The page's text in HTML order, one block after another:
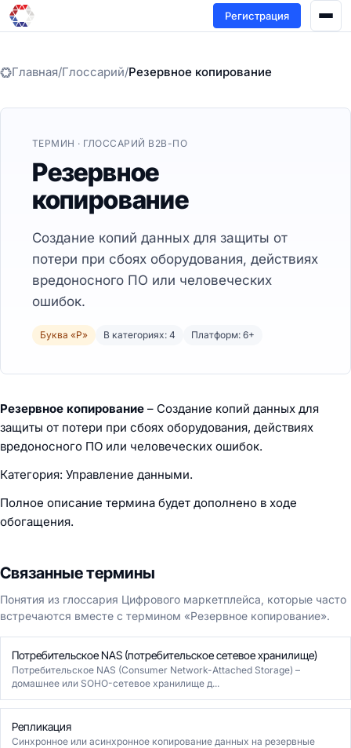
Регистрация
Главная/Глоссарий/Резервное копирование
ТЕРМИН · ГЛОССАРИЙ B2B-ПО
Резервное
копирование
Создание копий данных для защиты от
потери при сбоях оборудования, действиях
вредоносного ПО или человеческих
ошибок.
Буква «Р» В категориях: 4 Платформ: 6+
Резервное копирование – Создание копий данных для
защиты от потери при сбоях оборудования, действиях
вредоносного ПО или человеческих ошибок.
Категория: Управление данными.
Полное описание термина будет дополнено в ходе
обогащения.
Связанные термины
Понятия из глоссария Цифрового маркетплейса, которые часто
встречаются вместе с термином «Резервное копирование».
Потребительское NAS (потребительское сетевое хранилище)
Потребительское NAS (Consumer Network-Attached Storage) –
домашнее или SOHO-сетевое хранилище д...
Репликация
Синхронное или асинхронное копирование данных на резервные